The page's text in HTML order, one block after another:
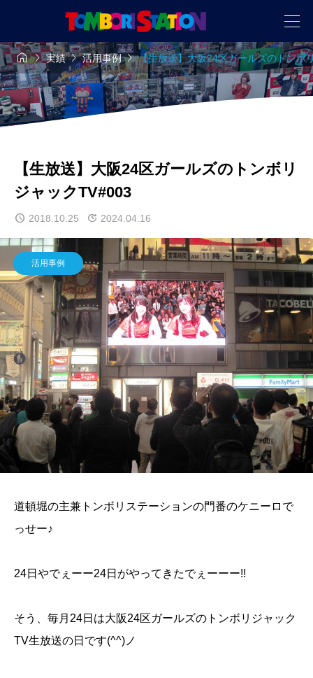
実績活用事例【生放送】大阪24区ガールズのトンボ
【生放送】大阪24区ガールズのトンボリ
ジャックTV#003
2018.10.25 2024.04.16
活用事例
道頓堀の主兼トンボリステーションの門番のケニーロで
っせー♪
24日やでぇーー24日がやってきたでぇーーー!!
そう、毎月24日は大阪24区ガールズのトンボリジャック
TV生放送の日です(^^)ノ